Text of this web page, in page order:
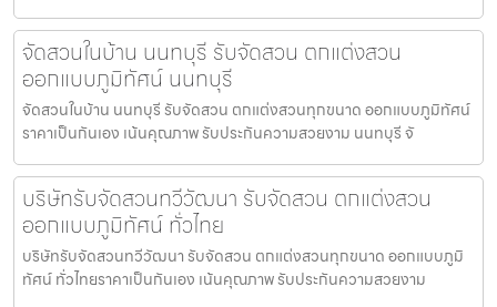
จัดสวนในบ้าน นนทบุรี รับจัดสวน ตกแต่งสวน
ออกแบบภูมิทัศน์ นนทบุรี
จัดสวนในบ้าน นนทบุรี รับจัดสวน ตกแต่งสวนทุกขนาด ออกแบบภูมิทัศน์
ราคาเป็นกันเอง เน้นคุณภาพ รับประกันความสวยงาม นนทบุรี จั
บริษัทรับจัดสวนทวีวัฒนา รับจัดสวน ตกแต่งสวน
ออกแบบภูมิทัศน์ ทั่วไทย
บริษัทรับจัดสวนทวีวัฒนา รับจัดสวน ตกแต่งสวนทุกขนาด ออกแบบภูมิ
ทัศน์ ทั่วไทยราคาเป็นกันเอง เน้นคุณภาพ รับประกันความสวยงาม